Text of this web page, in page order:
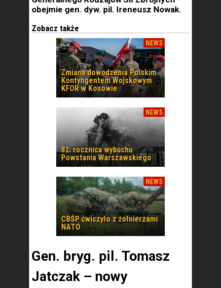
obejmie gen. dyw. pil. Ireneusz Nowak.
Zobacz także
NEWS
Zmiana dowodzenia Polskim
Kontyngentem Wojskowym
KFOR w Kosowie
NEWS
82. rocznica wybuchu
Powstania Warszawskiego
NEWS
CBŚP ćwiczyło z żołnierzami
NATO
Gen. bryg. pil. Tomasz
Jatczak – nowy